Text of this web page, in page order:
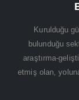
Kurulduğu
bulunduğu
araştırma-
etmiş olan,